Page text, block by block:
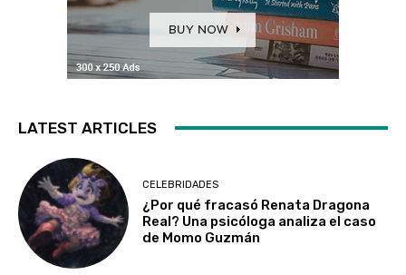
LATEST ARTICLES
CELEBRIDADES
¿Por qué fracasó Renata Dragona
Real? Una psicóloga analiza el caso
de Momo Guzmán